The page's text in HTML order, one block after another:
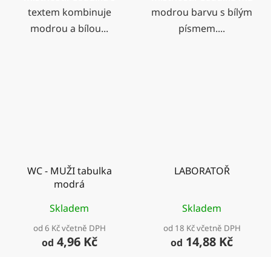
textem kombinuje
modrou a bílou...
modrou barvu s bílým
písmem....
WC - MUŽI tabulka
modrá
Skladem
od 6 Kč včetně DPH
od 4,96 Kč
LABORATOŘ
Skladem
od 18 Kč včetně DPH
od 14,88 Kč